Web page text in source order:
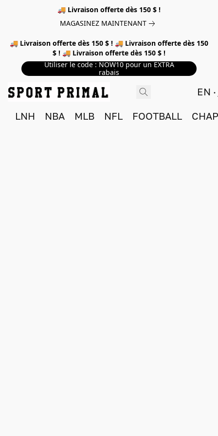
🚚 Livraison offerte dès 150 $ !
MAGASINEZ MAINTENANT
🚚 Livraison offerte dès 150 $ ! 🚚 Livraison offerte dès 150
$ ! 🚚 Livraison offerte dès 150 $ !
Utiliser le code : NOW10 pour un EXTRA
rabais
EN
LNH NBA MLB NFL FOOTBALL